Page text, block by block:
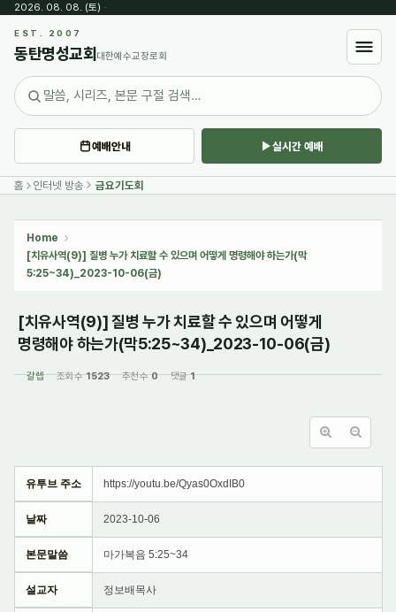
2026. 08. 08. (토) ·
EST. 2007
동탄명성교회 대한예수교장로회
예배안내 실시간 예배
홈 인터넷 방송 금요기도회
Home
[치유사역(9)] 질병 누가 치료할 수 있으며 어떻게 명령해야 하는가(막
5:25~34)_2023-10-06(금)
[치유사역(9)] 질병 누가 치료할 수 있으며 어떻게
명령해야 하는가(막5:25~34)_2023-10-06(금)
갈렙 조회 수1523 추천 수0 댓글1
유투브 주소 https://youtu.be/Qyas0OxdIB0
날짜 2023-10-06
본문말씀 마가복음 5:25~34
설교자 정보배목사
Sketchbook5, 스케치북5
Sketchbook5, 스케치북5